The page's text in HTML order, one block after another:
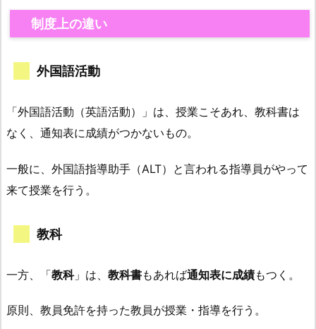
制度上の違い
外国語活動
「外国語活動（英語活動）」は、授業こそあれ、教科書は
なく、通知表に成績がつかないもの。
一般に、外国語指導助手（ALT）と言われる指導員がやって
来て授業を行う。
教科
一方、「教科」は、 教科書もあれば通知表に成績もつく。
原則、教員免許を持った教員が授業・指導を行う。